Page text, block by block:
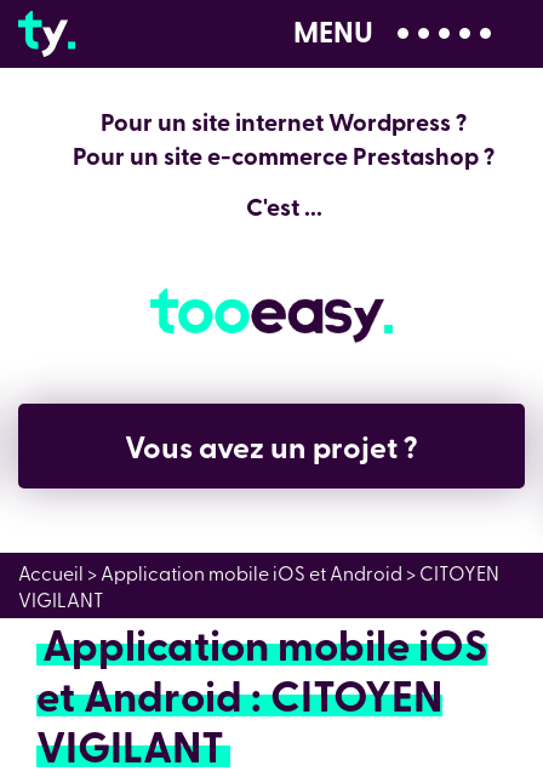
04 28 99 00 80
MENU
Pour un site internet Wordpress ?
Pour un site e-commerce Prestashop ?
C'est ...
Vous avez un projet ?
Accueil > Application mobile iOS et Android > CITOYEN
VIGILANT
Application mobile iOS
et Android : CITOYEN
VIGILANT